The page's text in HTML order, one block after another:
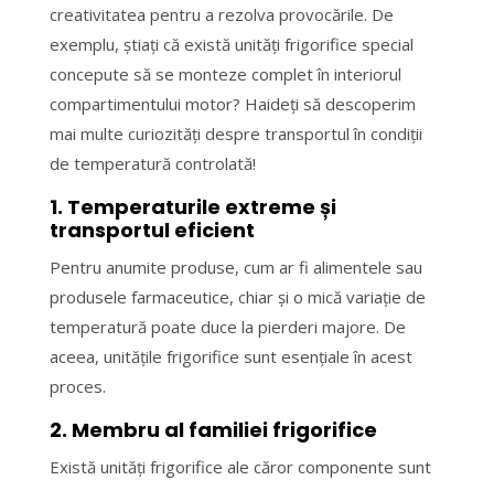
creativitatea pentru a rezolva provocările. De
exemplu, știați că există unități frigorifice special
concepute să se monteze complet în interiorul
compartimentului motor? Haideți să descoperim
mai multe curiozități despre transportul în condiții
de temperatură controlată!
1. Temperaturile extreme și
transportul eficient
Pentru anumite produse, cum ar fi alimentele sau
produsele farmaceutice, chiar și o mică variație de
temperatură poate duce la pierderi majore. De
aceea, unitățile frigorifice sunt esențiale în acest
proces.
2. Membru al familiei frigorifice
Există unități frigorifice ale căror componente sunt